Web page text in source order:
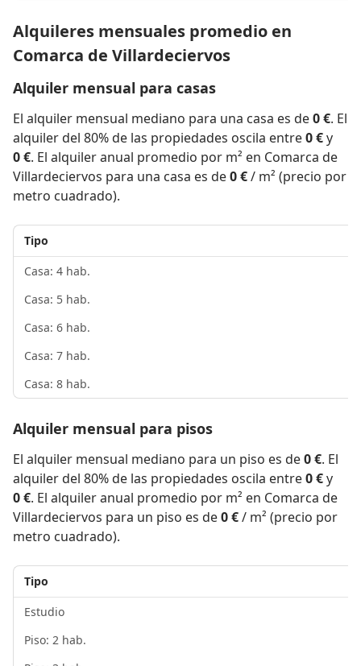
Alquileres mensuales promedio en
Comarca de Villardeciervos
Alquiler mensual para casas
El alquiler mensual mediano para una casa es de0 €. El
alquiler del 80% de las propiedades oscila entre0 €y
0 €. El alquiler anual promedio por m² en Comarca de
Villardeciervos para una casa es de0 €/ m² (precio por
metro cuadrado).
Tipo
Casa: 4 hab.
Casa: 5 hab.
Casa: 6 hab.
Casa: 7 hab.
Casa: 8 hab.
Alquiler mensual para pisos
El alquiler mensual mediano para un piso es de0 €. El
alquiler del 80% de las propiedades oscila entre0 €y
0 €. El alquiler anual promedio por m² en Comarca de
Villardeciervos para un piso es de0 €/ m² (precio por
metro cuadrado).
Tipo
Estudio
Piso: 2 hab.